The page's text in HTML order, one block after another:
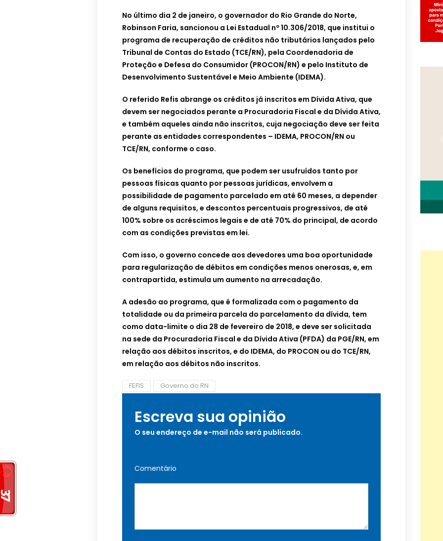
No último dia 2 de janeiro, o governador do Rio Grande do Norte,
Robinson Faria, sancionou a Lei Estadual nº 10.306/2018, que institui o
programa de recuperação de créditos não tributários lançados pelo
Tribunal de Contas do Estado (TCE/RN), pela Coordenadoria de
Proteção e Defesa do Consumidor (PROCON/RN) e pelo Instituto de
Desenvolvimento Sustentável e Meio Ambiente (IDEMA).
O referido Refis abrange os créditos já inscritos em Dívida Ativa, que
devem ser negociados perante a Procuradoria Fiscal e da Dívida Ativa,
e também aqueles ainda não inscritos, cuja negociação deve ser feita
perante as entidades correspondentes – IDEMA, PROCON/RN ou
TCE/RN, conforme o caso.
Os benefícios do programa, que podem ser usufruídos tanto por
pessoas físicas quanto por pessoas jurídicas, envolvem a
possibilidade de pagamento parcelado em até 60 meses, a depender
de alguns requisitos, e descontos percentuais progressivos, de até
100% sobre os acréscimos legais e de até 70% do principal, de acordo
com as condições previstas em lei.
Com isso, o governo concede aos devedores uma boa oportunidade
para regularização de débitos em condições menos onerosas, e, em
contrapartida, estimula um aumento na arrecadação.
A adesão ao programa, que é formalizada com o pagamento da
totalidade ou da primeira parcela do parcelamento da dívida, tem
como data-limite o dia 28 de fevereiro de 2018, e deve ser solicitada
na sede da Procuradoria Fiscal e da Dívida Ativa (PFDA) da PGE/RN, em
relação aos débitos inscritos, e do IDEMA, do PROCON ou do TCE/RN,
em relação aos débitos não inscritos.
FEFIS Governo do RN
Escreva sua opinião
O seu endereço de e-mail não será publicado.
Comentário